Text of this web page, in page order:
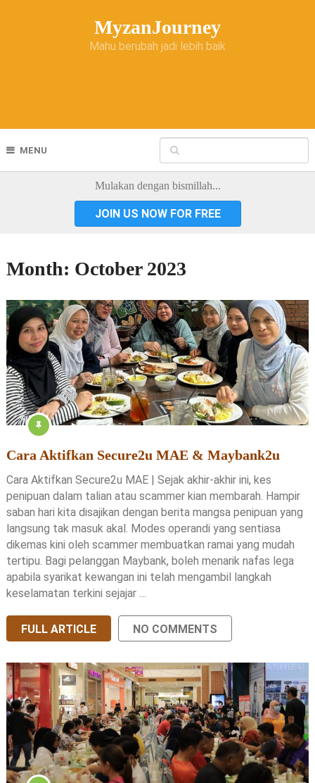
MyzanJourney
Mahu berubah jadi lebih baik
MENU
Mulakan dengan bismillah...
JOIN US NOW FOR FREE
Month: October 2023
Cara Aktifkan Secure2u MAE & Maybank2u
Cara Aktifkan Secure2u MAE | Sejak akhir-akhir ini, kes
penipuan dalam talian atau scammer kian membarah. Hampir
saban hari kita disajikan dengan berita mangsa penipuan yang
langsung tak masuk akal. Modes operandi yang sentiasa
dikemas kini oleh scammer membuatkan ramai yang mudah
tertipu. Bagi pelanggan Maybank, boleh menarik nafas lega
apabila syarikat kewangan ini telah mengambil langkah
keselamatan terkini sejajar …
FULL ARTICLE NO COMMENTS